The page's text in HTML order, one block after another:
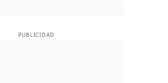
PUBLICIDAD